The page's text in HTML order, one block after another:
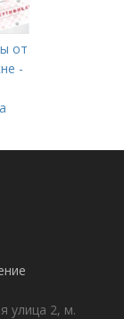
от
-
улица 2, м.